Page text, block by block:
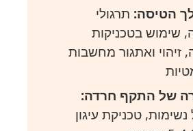
הטיסה: תרגולי
שימוש בטכניקות
זיהוי ואתגור מחשבות
של התקף חרדה:
נשימות, טכניקת עיגון